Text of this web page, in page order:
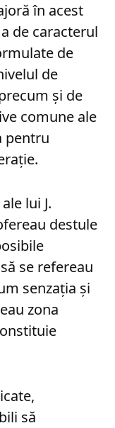
în acest
de caracterul
de
de
și de
comune ale
pentru
lui J.
destule
se refereau
senzația și
zona
să